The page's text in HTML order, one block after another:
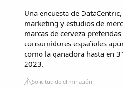
Una encuesta de
marketing y estudios de
marcas de cerveza
consumidores españoles
como la ganadora hasta en
2023.
Solicitud de eliminación